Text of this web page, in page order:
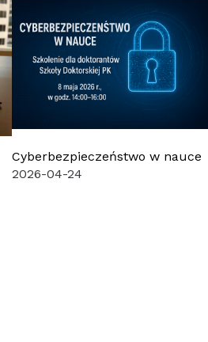
Cyberbezpieczeństwo w nauce
2026-04-24